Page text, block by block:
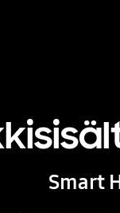
Smart